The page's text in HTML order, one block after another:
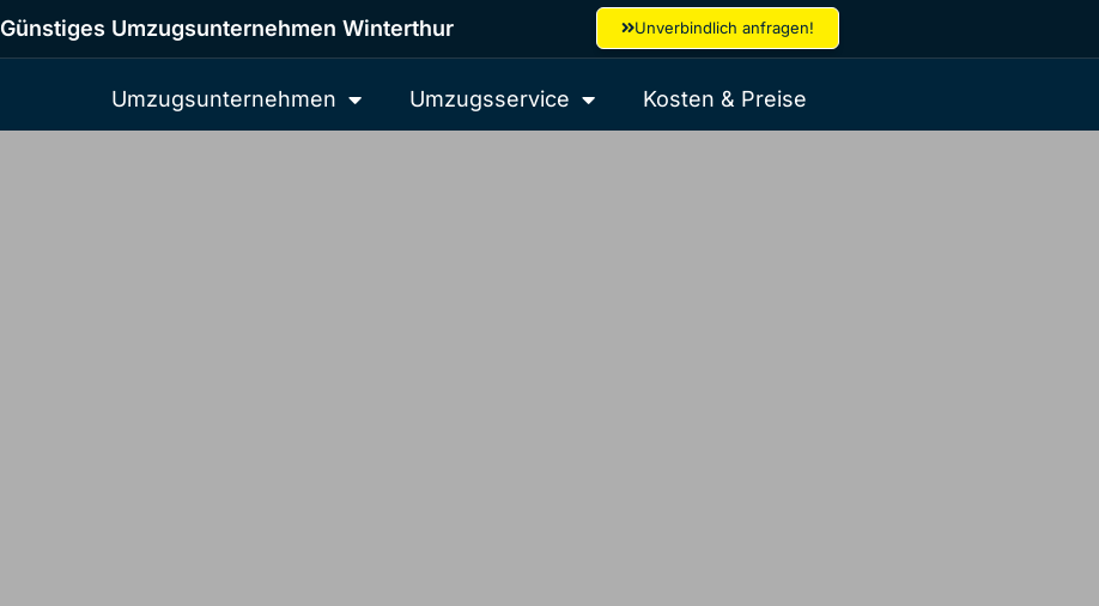
Günstiges Umzugsunternehmen Winterthur Unverbindlich anfragen!
Umzugsunternehmen Umzugsservice Kosten & Preise